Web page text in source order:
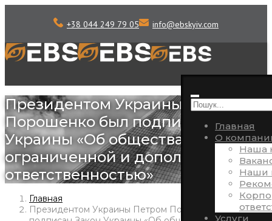
+38 044 249 79 05 info@ebskyiv.com
Главная
О
Наша
Наши
Услуги
Президентом Украины Петром
Порошенко был подписан Закон
Украины «Об обществах с
ограниченной и дополнительной
ответственностью»
Главная
Президентом Украины Петром Порошенко был